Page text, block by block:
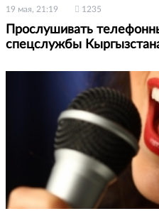
19 мая, 21:19 1235
Прослушивать
спецслужбы